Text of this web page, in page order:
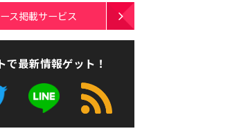
ス掲載サービス
で最新情報ゲット！